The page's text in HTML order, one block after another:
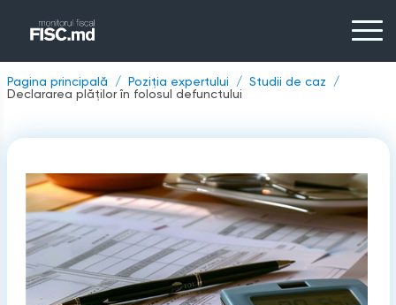
Pagina principală Poziția expertului
Studii de caz
Declararea plăților în folosul defunctului